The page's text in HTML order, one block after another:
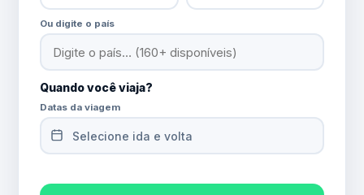
Ou digite o país
Quando você viaja?
Datas da viagem
Selecione ida e volta